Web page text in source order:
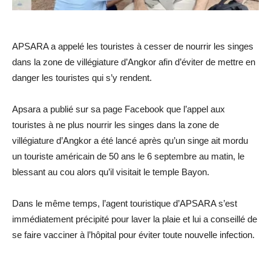
APSARA a appelé les touristes à cesser de nourrir les singes
dans la zone de villégiature d’Angkor afin d’éviter de mettre en
danger les touristes qui s’y rendent.
Apsara a publié sur sa page Facebook que l’appel aux
touristes à ne plus nourrir les singes dans la zone de
villégiature d’Angkor a été lancé après qu’un singe ait mordu
un touriste américain de 50 ans le 6 septembre au matin, le
blessant au cou alors qu’il visitait le temple Bayon.
Dans le même temps, l’agent touristique d’APSARA s’est
immédiatement précipité pour laver la plaie et lui a conseillé de
se faire vacciner à l’hôpital pour éviter toute nouvelle infection.